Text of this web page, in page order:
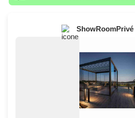
ShowRoomPrivé